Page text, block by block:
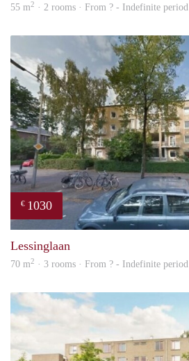
55 m2 · 2 rooms · From ? - Indefinite period
€ 1030
Lessinglaan
70 m2 · 3 rooms · From ? - Indefinite period